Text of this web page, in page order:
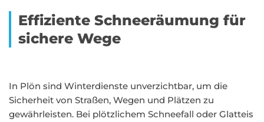
Effiziente Schneeräumung für
sichere Wege
In Plön sind Winterdienste unverzichtbar, um die
Sicherheit von Straßen, Wegen und Plätzen zu
gewährleisten. Bei plötzlichem Schneefall oder Glatteis